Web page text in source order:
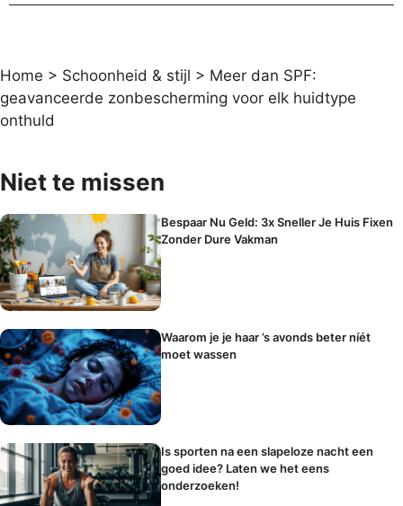
Home > Schoonheid & stijl > Meer dan SPF:
geavanceerde zonbescherming voor elk huidtype
onthuld
Niet te missen
Bespaar Nu Geld: 3x Sneller Je Huis Fixen
Zonder Dure Vakman
Waarom je je haar ’s avonds beter níét
moet wassen
Is sporten na een slapeloze nacht een
goed idee? Laten we het eens
onderzoeken!